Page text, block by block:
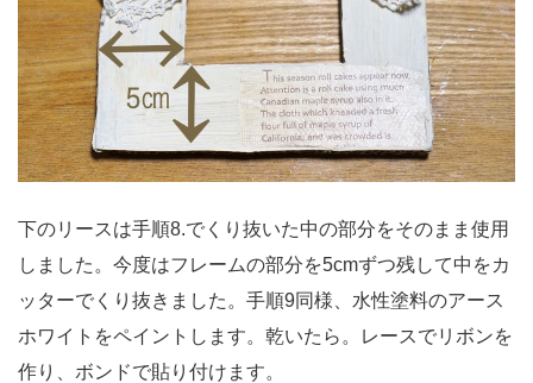
下のリースは手順8.でくり抜いた中の部分をそのまま使用
しました。今度はフレームの部分を5cmずつ残して中をカ
ッターでくり抜きました。手順9同様、水性塗料のアース
ホワイトをペイントします。乾いたら。レースでリボンを
作り、ボンドで貼り付けます。